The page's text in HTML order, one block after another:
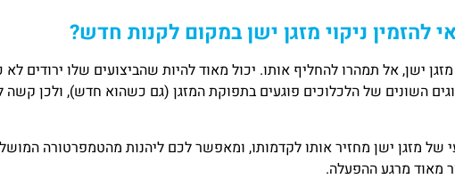
להזמין ניקוי מזגן ישן במקום לקנות חדש?
ישן, אל תמהרו להחליף אותו. יכול מאוד להיות שהביצועים שלו ירודים לא
השונים של הלכלוכים פוגעים בתפוקת המזגן (גם כשהוא חדש), ולכן
של מזגן ישן מחזיר אותו לקדמותו, ומאפשר לכם ליהנות מהטמפרטורה
מאוד מרגע ההפעלה.